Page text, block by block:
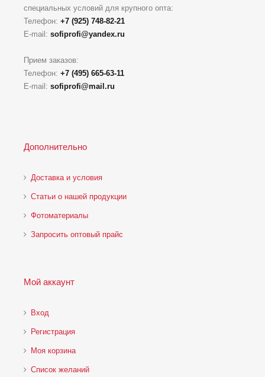
специальных условий для крупного опта:
Телефон: +7 (925) 748-82-21
E-mail: sofiprofi@yandex.ru
Прием заказов:
Телефон: +7 (495) 665-63-11
E-mail: sofiprofi@mail.ru
Дополнительно
Доставка и условия
Статьи о нашей продукции
Фотоматериалы
Запросить оптовый прайс
Мой аккаунт
Вход
Регистрация
Моя корзина
Cписок желаний